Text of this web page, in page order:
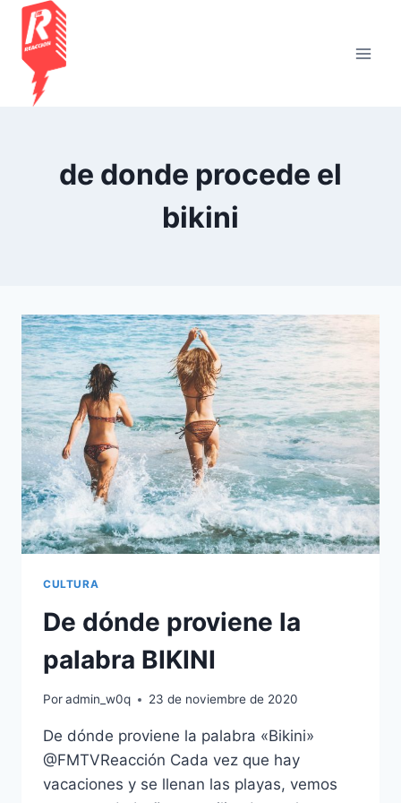
Saltar
contenido
de donde procede el
bikini
CULTURA
De dónde proviene la
palabra BIKINI
Poradmin_w0q 23 de noviembre de 2020
De dónde proviene la palabra «Bikini»
@FMTVReacción Cada vez que hay
vacaciones y se llenan las playas, vemos